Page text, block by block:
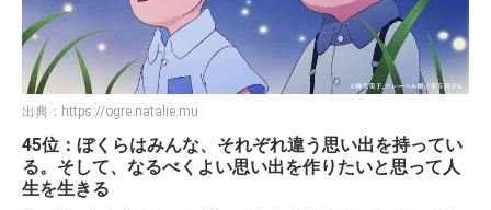
出典： https://ogre.natalie.mu
45位：ぼくらはみんな、それぞれ違う思い出を持ってい
る。そして、なるべくよい思い出を作りたいと思って人
生を生きる